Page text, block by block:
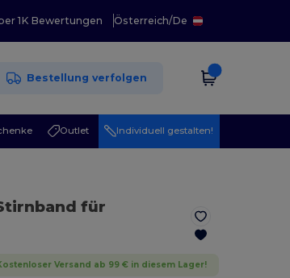
1K Bewertungen Österreich/De
Bestellung verfolgen
Outlet Individuell gestalten!
für
Versand ab 99 € in diesem Lager!